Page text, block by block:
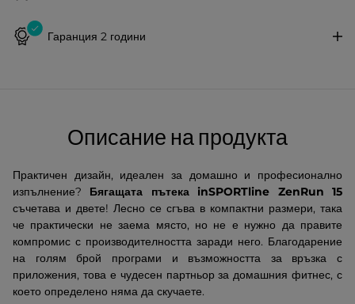
Гаранция 2 години
Описание на продукта
Практичен дизайн, идеален за домашно и професионално
изпълнение? Бягащата пътека inSPORTline ZenRun 15
съчетава и двете! Лесно се сгъва в компактни размери, така
че практически не заема място, но не е нужно да правите
компромис с производителността заради него. Благодарение
на голям брой програми и възможността за връзка с
приложения, това е чудесен партньор за домашния фитнес, с
което определено няма да скучаете.